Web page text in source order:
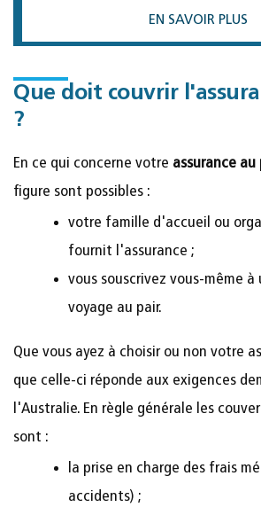
EN SAVOIR PLUS
Que doit couvrir
?
En ce qui concerne votre assurance au
figure sont possibles :
votre famille d'accueil ou
fournit l'assurance ;
vous souscrivez vous-même à
voyage au pair.
Que vous ayez à choisir ou non votre
que celle-ci réponde aux exigences
l'Australie. En règle générale les
sont :
la prise en charge des frais
accidents) ;